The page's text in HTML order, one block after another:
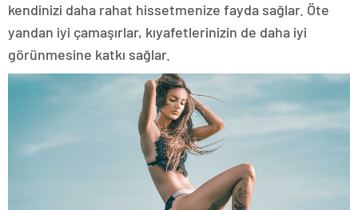
kendinizi daha rahat hissetmenize fayda sağlar. Öte
yandan iyi çamaşırlar, kıyafetlerinizin de daha iyi
görünmesine katkı sağlar.